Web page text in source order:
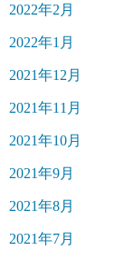
2022年2月
2022年1月
2021年12月
2021年11月
2021年10月
2021年9月
2021年8月
2021年7月